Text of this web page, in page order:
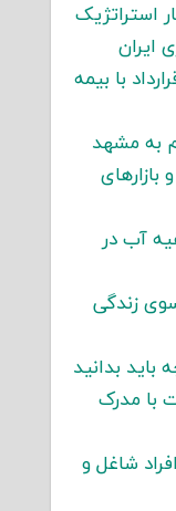
استراتژیک
ایران
با بیمه
به مشهد
آب در
سوی زندگی
بدانید
با مدرک
شاغل و